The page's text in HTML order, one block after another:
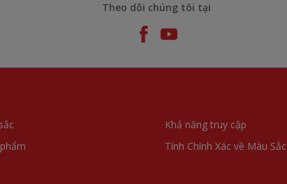
Theo dõi chúng tôi tại
Khả năng truy cập
Tính Chính Xác về Màu Sắc